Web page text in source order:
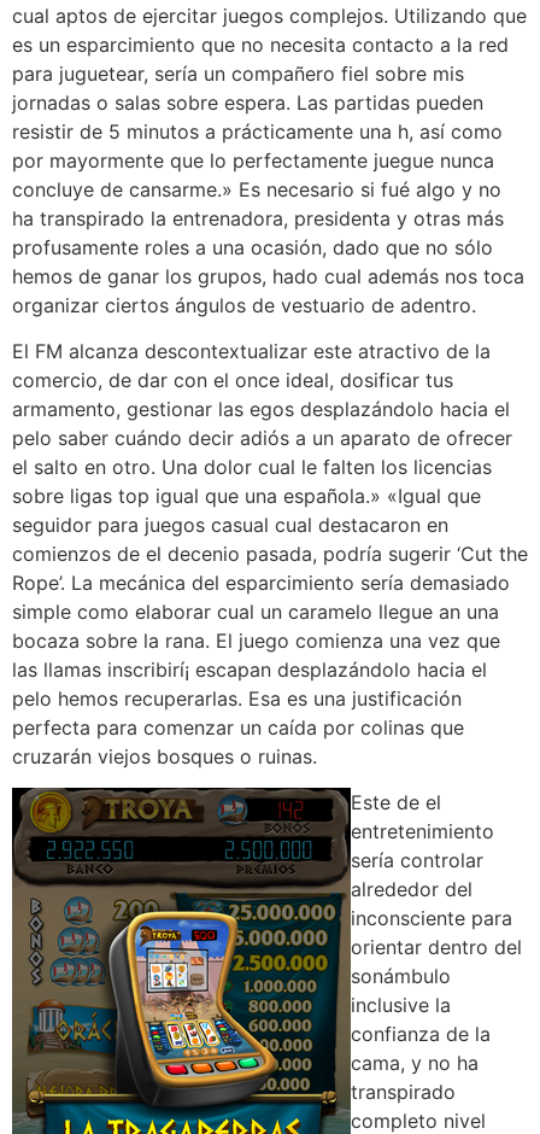
cual aptos de ejercitar juegos complejos. Utilizando que
es un esparcimiento que no necesita contacto a la red
para juguetear, serí­a un compañero fiel sobre mis
jornadas o salas sobre espera. Las partidas pueden
resistir de 5 minutos a prácticamente una h, así­ como
por mayormente que lo perfectamente juegue nunca
concluye de cansarme.» Es necesario si fué algo y no
ha transpirado la entrenadora, presidenta y otras más
profusamente roles a una ocasión, dado que no sólo
hemos de ganar los grupos, hado cual además nos toca
organizar ciertos ángulos de vestuario de adentro.
El FM alcanza descontextualizar este atractivo de la
comercio, de dar con el once ideal, dosificar tus
armamento, gestionar las egos desplazándolo hacia el
pelo saber cuándo decir adiós a un aparato de ofrecer
el salto en otro. Una dolor cual le falten los licencias
sobre ligas top igual que una española.» «Igual que
seguidor para juegos casual cual destacaron en
comienzos de el decenio pasada, podría sugerir ‘Cut the
Rope’. La mecánica del esparcimiento serí­a demasiado
simple como elaborar cual un caramelo llegue an una
bocaza sobre la rana. El juego comienza una vez que
las llamas inscribirí¡ escapan desplazándolo hacia el
pelo hemos recuperarlas. Esa es una justificación
perfecta para comenzar un caída por colinas que
cruzarán viejos bosques o ruinas.
Este de el
entretenimiento
serí­a controlar
alrededor del
inconsciente para
orientar dentro del
sonámbulo
inclusive la
confianza de la
cama, y no ha
transpirado
completo nivel